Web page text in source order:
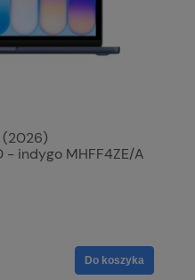
(2026)
- indygo MHFF4ZE/A
Do koszyka